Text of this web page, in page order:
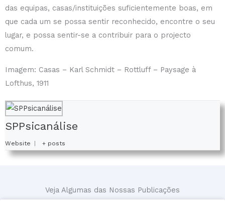
das equipas, casas/instituições suficientemente boas, em
que cada um se possa sentir reconhecido, encontre o seu
lugar, e possa sentir-se a contribuir para o projecto
comum.
Imagem: Casas – Karl Schmidt – Rottluff – Paysage à
Lofthus, 1911
SPPsicanálise
Website + posts
Veja Algumas das Nossas Publicações